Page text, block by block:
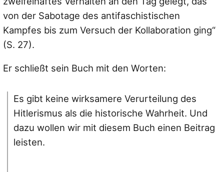
von der Sabotage des antifaschistischen
Kampfes bis zum Versuch der Kollaboration ging“
(S. 27).
Er schließt sein Buch mit den Worten:
Es gibt keine wirksamere Verurteilung des
Hitlerismus als die historische Wahrheit. Und
dazu wollen wir mit diesem Buch einen Beitrag
leisten.